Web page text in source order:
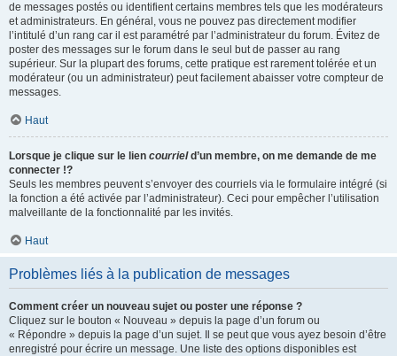
de messages postés ou identifient certains membres tels que les modérateurs
et administrateurs. En général, vous ne pouvez pas directement modifier
l’intitulé d’un rang car il est paramétré par l’administrateur du forum. Évitez de
poster des messages sur le forum dans le seul but de passer au rang
supérieur. Sur la plupart des forums, cette pratique est rarement tolérée et un
modérateur (ou un administrateur) peut facilement abaisser votre compteur de
messages.
Haut
Lorsque je clique sur le lien courrield’un membre, on me demande de me
connecter !?
Seuls les membres peuvent s’envoyer des courriels via le formulaire intégré (si
la fonction a été activée par l’administrateur). Ceci pour empêcher l’utilisation
malveillante de la fonctionnalité par les invités.
Haut
Problèmes liés à la publication de messages
Comment créer un nouveau sujet ou poster une réponse ?
Cliquez sur le bouton « Nouveau » depuis la page d’un forum ou
« Répondre » depuis la page d’un sujet. Il se peut que vous ayez besoin d’être
enregistré pour écrire un message. Une liste des options disponibles est